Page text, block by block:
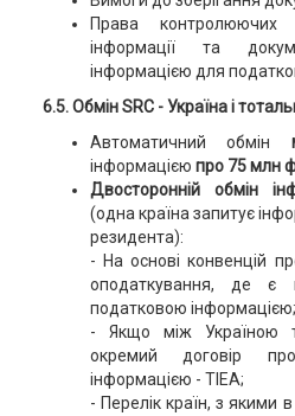
Права
інформації та
інформацією для
6.5. Обмін SRC - Україна і
Автоматичний обмін
інформацією про 75 млн
Двосторонній обмін
(одна країна запитує
резидента):
- На основі конвенцій
оподаткування, де є
податковою інформацією;
- Якщо між Україною
окремий договір
інформацією - TIEA;
- Перелік країн, з якими